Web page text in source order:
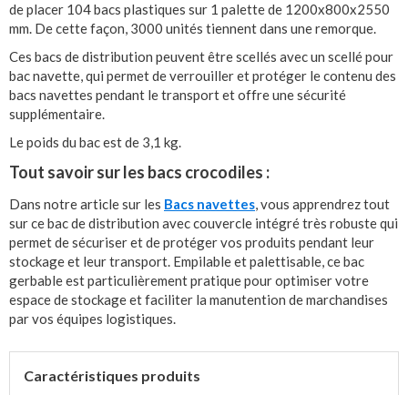
de placer 104 bacs plastiques sur 1 palette de 1200x800x2550
mm. De cette façon, 3000 unités tiennent dans une remorque.
Ces bacs de distribution peuvent être scellés avec un scellé pour
bac navette, qui permet de verrouiller et protéger le contenu des
bacs navettes pendant le transport et offre une sécurité
supplémentaire.
Le poids du bac est de 3,1 kg.
Tout savoir sur les bacs crocodiles :
Dans notre article sur les Bacs navettes, vous apprendrez tout
sur ce bac de distribution avec couvercle intégré très robuste qui
permet de sécuriser et de protéger vos produits pendant leur
stockage et leur transport. Empilable et palettisable, ce bac
gerbable est particulièrement pratique pour optimiser votre
espace de stockage et faciliter la manutention de marchandises
par vos équipes logistiques.
Caractéristiques produits